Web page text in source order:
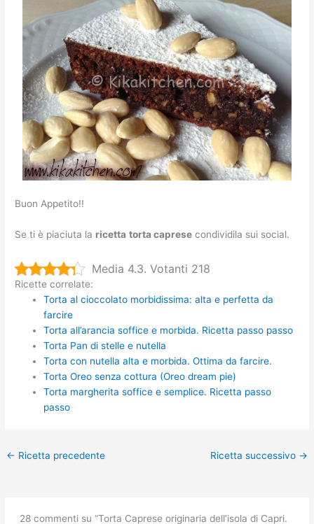
Buon Appetito!!
Se ti è piaciuta la ricetta torta caprese condividila sui social.
Media 4.3. Votanti 218
Ricette correlate:
Torta al cioccolato morbidissima: alta e perfetta da
farcire
Torta all’arancia soffice e morbida. Ricetta passo passo
Torta Pan di stelle e nutella
Torta con nutella alta e morbida. Ottima da farcire.
Torta Oreo senza cottura (Oreo dream pie)
Torta margherita soffice e semplice. Ricetta passo
passo
← Ricetta precedente Ricetta successivo →
28 commenti su “Torta Caprese originaria dell’isola di Capri.